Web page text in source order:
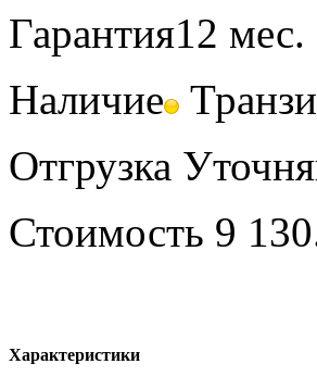
Гарантия12 мес.
Наличие
Отгрузка
Стоимость 9
Характеристики